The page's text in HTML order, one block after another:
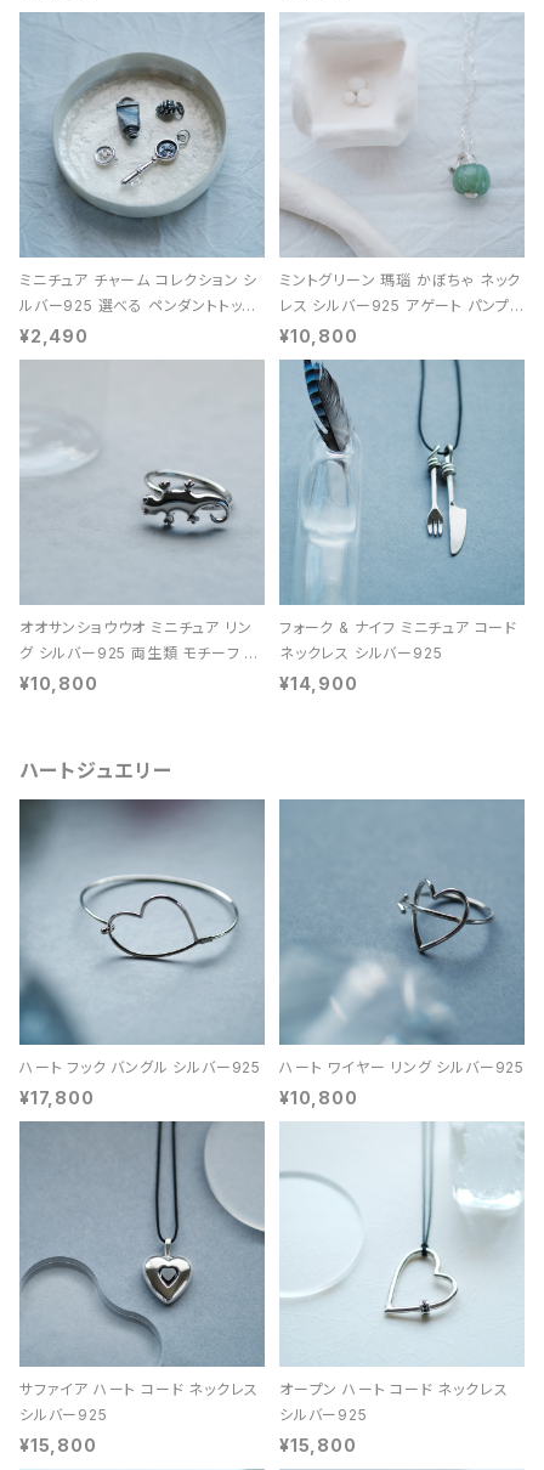
ミニチュア チャーム コレクション シ
ルバー925 選べる ペンダントトップ
レディース ユニセックス
¥2,490
ミントグリーン 瑪瑙 かぼちゃ ネック
レス シルバー925 アゲート パンプキ
ン 天然石 レディース
¥10,800
オオサンショウウオ ミニチュア リン
グ シルバー925 両生類 モチーフ レ
ディース ユニセックス
¥10,800
フォーク & ナイフ ミニチュア コード
ネックレス シルバー925
¥14,900
ハートジュエリー
ハート フック バングル シルバー925
¥17,800
ハート ワイヤー リング シルバー925
¥10,800
サファイア ハート コード ネックレス
シルバー925
¥15,800
オープン ハート コード ネックレス
シルバー925
¥15,800